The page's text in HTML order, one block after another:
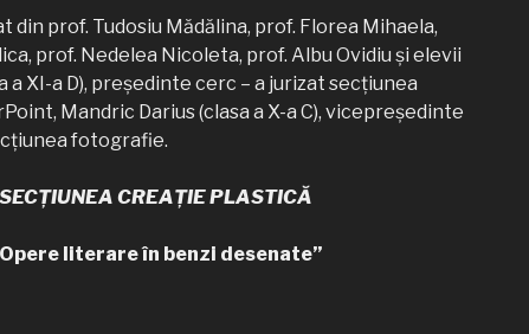
din prof. Tudosiu Mădălina, prof. Florea Mihaela,
prof. Nedelea Nicoleta, prof. Albu Ovidiu și elevii
a XI-a D), președinte cerc – a jurizat secțiunea
Mandric Darius (clasa a X-a C), vicepreședinte
fotografie.
SECȚIUNEA CREAȚIE PLASTICĂ
literare în benzi desenate”